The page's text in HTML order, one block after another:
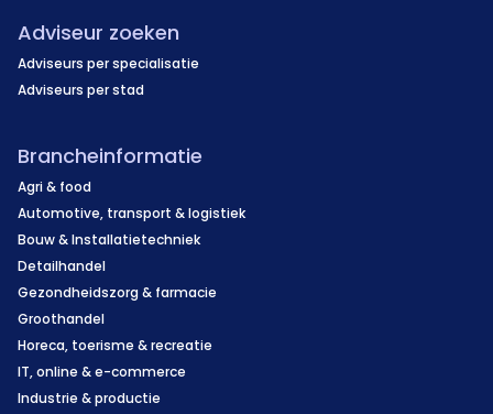
Adviseur zoeken
Adviseurs per specialisatie
Adviseurs per stad
Brancheinformatie
Agri & food
Automotive, transport & logistiek
Bouw & Installatietechniek
Detailhandel
Gezondheidszorg & farmacie
Groothandel
Horeca, toerisme & recreatie
IT, online & e-commerce
Industrie & productie